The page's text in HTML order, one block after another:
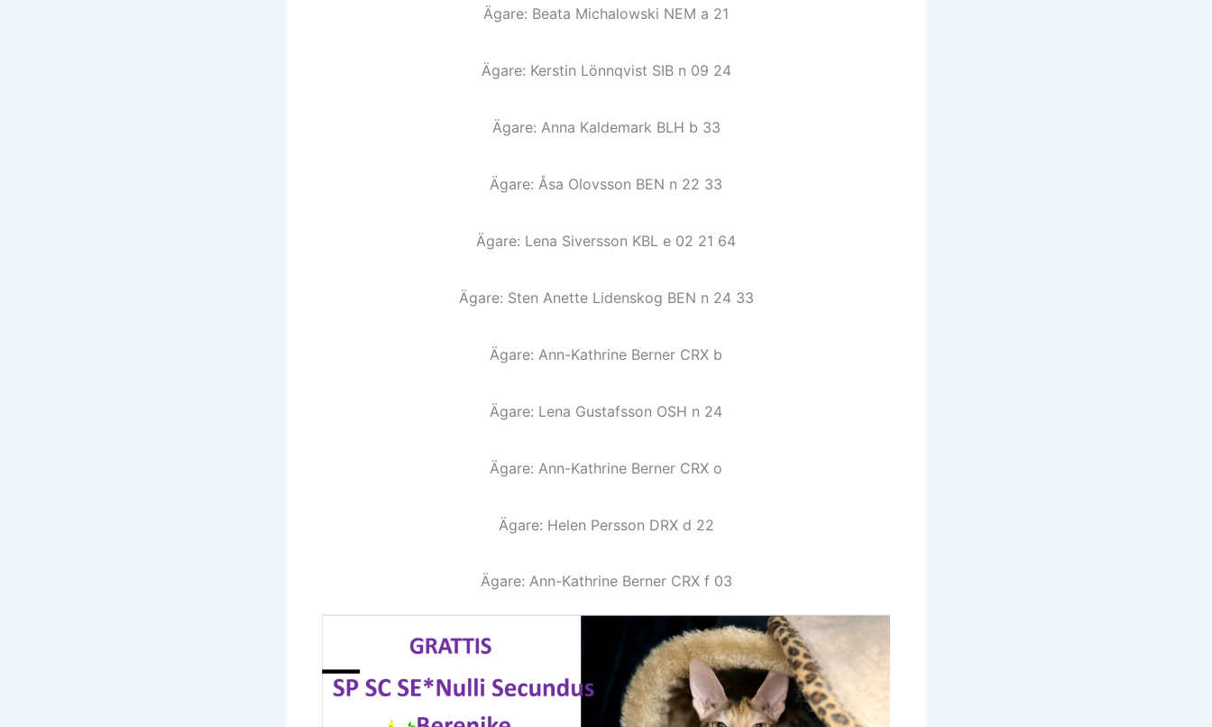
Ägare: Beata Michalowski NEM a 21
Ägare: Kerstin Lönnqvist SIB n 09 24
Ägare: Anna Kaldemark BLH b 33
Ägare: Åsa Olovsson BEN n 22 33
Ägare: Lena Siversson KBL e 02 21 64
Ägare: Sten Anette Lidenskog BEN n 24 33
Ägare: Ann-Kathrine Berner CRX b
Ägare: Lena Gustafsson OSH n 24
Ägare: Ann-Kathrine Berner CRX o
Ägare: Helen Persson DRX d 22
Ägare: Ann-Kathrine Berner CRX f 03